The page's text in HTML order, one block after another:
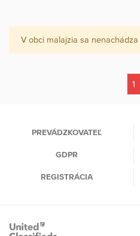
V obci malajzia sa
1
PREVÁDZKOVATEĽ
GDPR
REGISTRÁCIA